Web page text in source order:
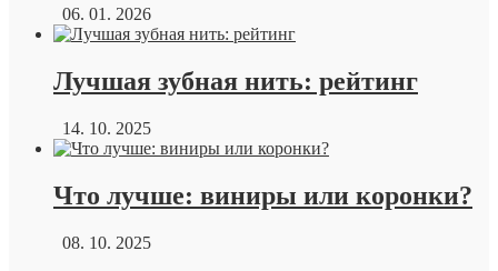
06. 01. 2026
Лучшая зубная нить: рейтинг
14. 10. 2025
Что лучше: виниры или коронки?
08. 10. 2025